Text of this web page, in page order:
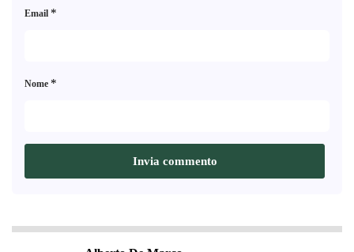
Nome *
Email *